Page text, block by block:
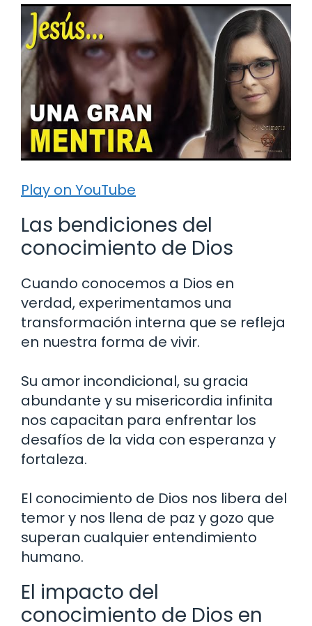
Play on YouTube
Las bendiciones del
conocimiento de Dios
Cuando conocemos a Dios en
verdad, experimentamos una
transformación interna que se refleja
en nuestra forma de vivir.
Su amor incondicional, su gracia
abundante y su misericordia infinita
nos capacitan para enfrentar los
desafíos de la vida con esperanza y
fortaleza.
El conocimiento de Dios nos libera del
temor y nos llena de paz y gozo que
superan cualquier entendimiento
humano.
El impacto del
conocimiento de Dios en